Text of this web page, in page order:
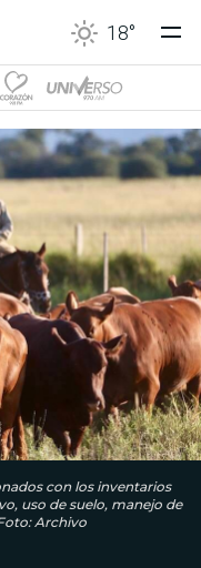
18°
con los inventarios
uso de suelo, manejo de
Archivo